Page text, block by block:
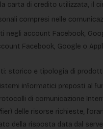
carta di credito utilizzata, il
compresi nelle
negli account Facebook,
Facebook, Google o
storico e tipologia di
informatici preposti al
di comunicazione
delle risorse richieste,
della risposta data dal